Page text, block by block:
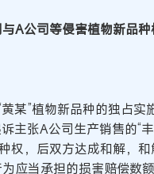
A公司等侵害植物新品
某”植物新品种的独占实
主张A公司生产销售的“
权，后双方达成和解，
应当承担的损害赔偿数额